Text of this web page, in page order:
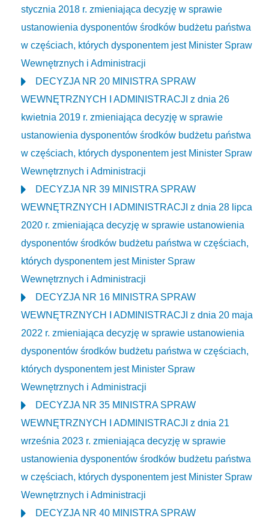
stycznia 2018 r. zmieniająca decyzję w sprawie
ustanowienia dysponentów środków budżetu państwa
w częściach, których dysponentem jest Minister Spraw
Wewnętrznych i Administracji
DECYZJA NR 20 MINISTRA SPRAW
WEWNĘTRZNYCH I ADMINISTRACJI z dnia 26
kwietnia 2019 r. zmieniająca decyzję w sprawie
ustanowienia dysponentów środków budżetu państwa
w częściach, których dysponentem jest Minister Spraw
Wewnętrznych i Administracji
DECYZJA NR 39 MINISTRA SPRAW
WEWNĘTRZNYCH I ADMINISTRACJI z dnia 28 lipca
2020 r. zmieniająca decyzję w sprawie ustanowienia
dysponentów środków budżetu państwa w częściach,
których dysponentem jest Minister Spraw
Wewnętrznych i Administracji
DECYZJA NR 16 MINISTRA SPRAW
WEWNĘTRZNYCH I ADMINISTRACJI z dnia 20 maja
2022 r. zmieniająca decyzję w sprawie ustanowienia
dysponentów środków budżetu państwa w częściach,
których dysponentem jest Minister Spraw
Wewnętrznych i Administracji
DECYZJA NR 35 MINISTRA SPRAW
WEWNĘTRZNYCH I ADMINISTRACJI z dnia 21
września 2023 r. zmieniająca decyzję w sprawie
ustanowienia dysponentów środków budżetu państwa
w częściach, których dysponentem jest Minister Spraw
Wewnętrznych i Administracji
DECYZJA NR 40 MINISTRA SPRAW